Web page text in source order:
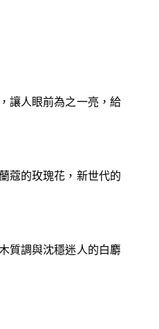
讓人眼前為之一亮，給
蔻的玫瑰花，新世代的
質調與沈穩迷人的白麝